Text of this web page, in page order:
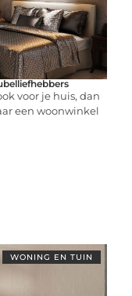
voor je huis, dan
een woonwinkel
WONING EN TUIN